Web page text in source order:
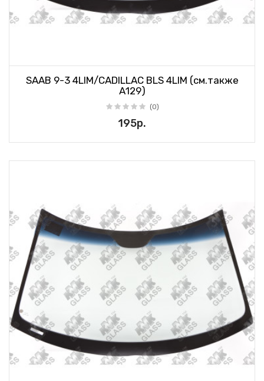
SAAB 9-3 4LIM/CADILLAC BLS 4LIM (см.также
А129)
(0)
195р.